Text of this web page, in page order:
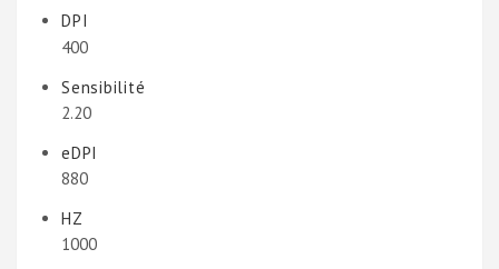
DPI
400
Sensibilité
2.20
eDPI
880
HZ
1000